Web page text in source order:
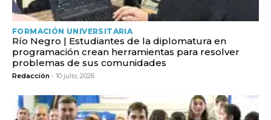
FORMACIÓN UNIVERSITARIA
Río Negro | Estudiantes de la diplomatura en
programación crean herramientas para resolver
problemas de sus comunidades
Redacción - 10 julio, 2026